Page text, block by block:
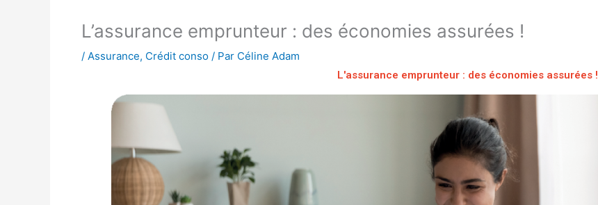
L’assurance emprunteur : des économies assurées !
/ Assurance, Crédit conso / Par Céline Adam
L'assurance emprunteur : des économies assurées !